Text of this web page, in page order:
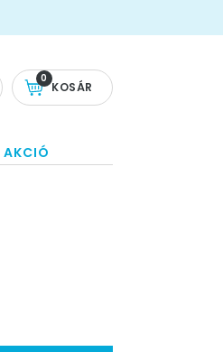
KOSÁR
0
AKCIÓ